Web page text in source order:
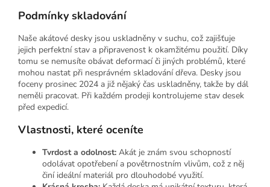
Podmínky skladování
Naše akátové desky jsou uskladněny v suchu, což zajišťuje
jejich perfektní stav a připravenost k okamžitému použití. Díky
tomu se nemusíte obávat deformací či jiných problémů, které
mohou nastat při nesprávném skladování dřeva. Desky jsou
foceny prosinec 2024 a již nějaký čas uskladněny, takže by dál
neměli pracovat. Při každém prodeji kontrolujeme stav desek
před expedicí.
Vlastnosti, které oceníte
Tvrdost a odolnost: Akát je znám svou schopností
odolávat opotřebení a povětrnostním vlivům, což z něj
činí ideální materiál pro dlouhodobé využití.